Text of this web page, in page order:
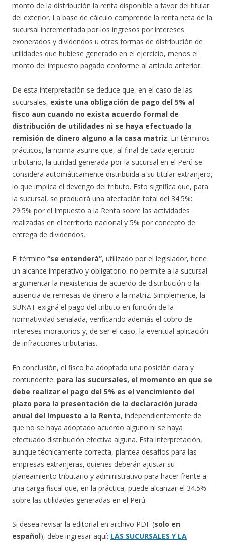
monto de la distribución la renta disponible a favor del titular
del exterior. La base de cálculo comprende la renta neta de la
sucursal incrementada por los ingresos por intereses
exonerados y dividendos u otras formas de distribución de
utilidades que hubiese generado en el ejercicio, menos el
monto del impuesto pagado conforme al artículo anterior.
De esta interpretación se deduce que, en el caso de las
sucursales, existe una obligación de pago del 5% al
fisco aun cuando no exista acuerdo formal de
distribución de utilidades ni se haya efectuado la
remisión de dinero alguno a la casa matriz. En términos
prácticos, la norma asume que, al final de cada ejercicio
tributario, la utilidad generada por la sucursal en el Perú se
considera automáticamente distribuida a su titular extranjero,
lo que implica el devengo del tributo. Esto significa que, para
la sucursal, se producirá una afectación total del 34.5%:
29.5% por el Impuesto a la Renta sobre las actividades
realizadas en el territorio nacional y 5% por concepto de
entrega de dividendos.
El término “se entenderá”, utilizado por el legislador, tiene
un alcance imperativo y obligatorio: no permite a la sucursal
argumentar la inexistencia de acuerdo de distribución o la
ausencia de remesas de dinero a la matriz. Simplemente, la
SUNAT exigirá el pago del tributo en función de la
normatividad señalada, verificando además el cobro de
intereses moratorios y, de ser el caso, la eventual aplicación
de infracciones tributarias.
En conclusión, el fisco ha adoptado una posición clara y
contundente: para las sucursales, el momento en que se
debe realizar el pago del 5% es el vencimiento del
plazo para la presentación de la declaración jurada
anual del Impuesto a la Renta, independientemente de
que no se haya adoptado acuerdo alguno ni se haya
efectuado distribución efectiva alguna. Esta interpretación,
aunque técnicamente correcta, plantea desafíos para las
empresas extranjeras, quienes deberán ajustar su
planeamiento tributario y administrativo para hacer frente a
una carga fiscal que, en la práctica, puede alcanzar el 34.5%
sobre las utilidades generadas en el Perú.
Si desea revisar la editorial en archivo PDF (solo en
español), debe ingresar aquí: LAS SUCURSALES Y LA